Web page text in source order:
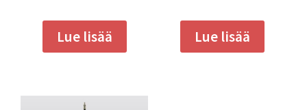
Lue lisää Lue lisää